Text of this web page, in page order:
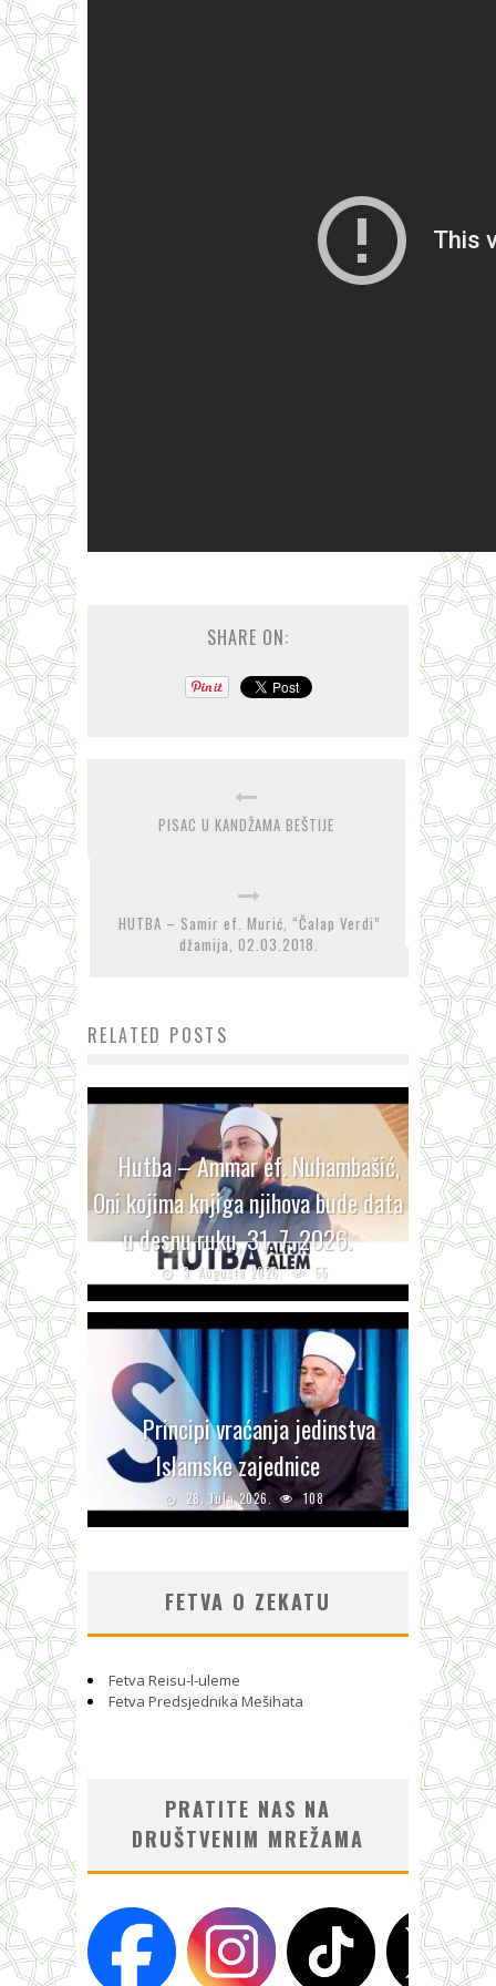
SHARE ON:
PISAC U KANDŽAMA BEŠTIJE
HUTBA – Samir ef. Murić, “Čalap Verdi”
džamija, 02.03.2018.
RELATED POSTS
Hutba – Ammar ef. Nuhambašić,
Oni kojima knjiga njihova bude data
u desnu ruku, 31. 7. 2026.
3. Augusta 2026. 55
Principi vraćanja jedinstva
Islamske zajednice
28. Jula 2026. 108
FETVA O ZEKATU
Fetva Reisu-l-uleme
Fetva Predsjednika Mešihata
PRATITE NAS NA
DRUŠTVENIM MREŽAMA